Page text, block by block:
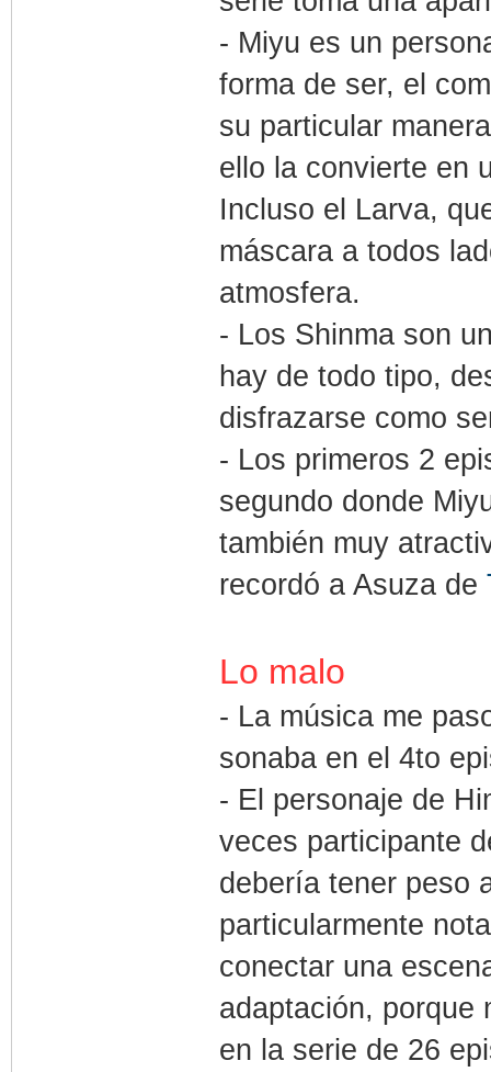
- Miyu es un
forma de ser, el
su particular
ello la convierte en
Incluso el Larva,
máscara a todos
atmosfera.
- Los Shinma son
hay de todo tipo,
disfrazarse como
- Los primeros 2
segundo donde
también muy
recordó a Asuza de
Lo malo
- La música me
sonaba en el 4to
- El personaje de
veces participante
debería tener peso
particularmente
conectar una
adaptación, porque
en la serie de 26